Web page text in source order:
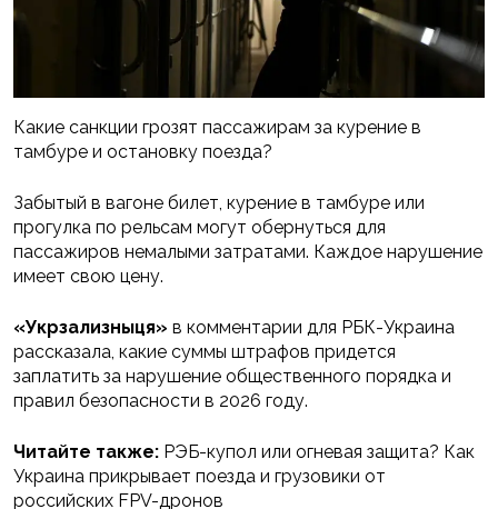
Какие санкции грозят пассажирам за курение в
тамбуре и остановку поезда?
Забытый в вагоне билет, курение в тамбуре или
прогулка по рельсам могут обернуться для
пассажиров немалыми затратами. Каждое нарушение
имеет свою цену.
«Укрзализныця» в комментарии для РБК-Украина
рассказала, какие суммы штрафов придется
заплатить за нарушение общественного порядка и
правил безопасности в 2026 году.
Читайте также: РЭБ-купол или огневая защита? Как
Украина прикрывает поезда и грузовики от
российских FPV-дронов